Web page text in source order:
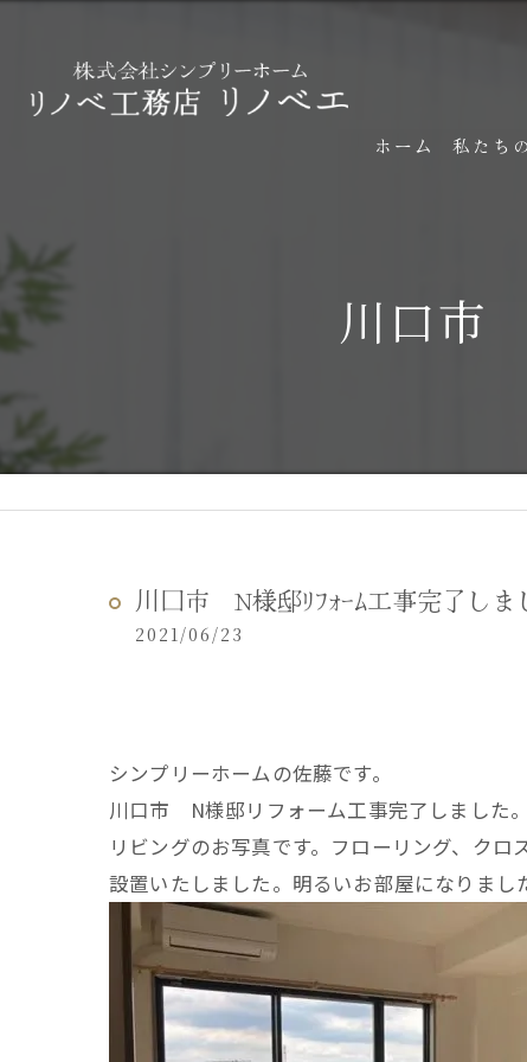
ホーム 私たち
川口市
川口市 N様邸ﾘﾌｫｰﾑ工事完了しま
2021/06/23
シンプリーホームの佐藤です。
川口市 N様邸リフォーム工事完了しました。
リビングのお写真です。フローリング、ク
設置いたしました。明るいお部屋になりまし